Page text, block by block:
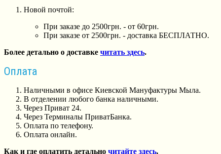
Новой почтой:
При заказе до 2500грн. - от 60грн.
При заказе от 2500грн. - доставка БЕСПЛАТНО.
Более детально о доставке читать здесь.
Оплата
Наличными в офисе Киевской Мануфактуры Мыла.
В отделении любого банка наличными.
Через Приват 24.
Через Терминалы ПриватБанка.
Оплата по телефону.
Оплата онлайн.
Как и где оплатить детально читайте здесь.